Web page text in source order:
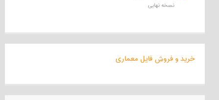
نسخه نهایی
خرید و فروش فایل معماری